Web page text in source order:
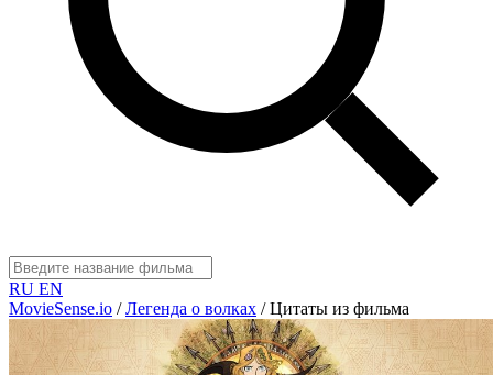
RU EN
MovieSense.io / Легенда о волках / Цитаты из фильма